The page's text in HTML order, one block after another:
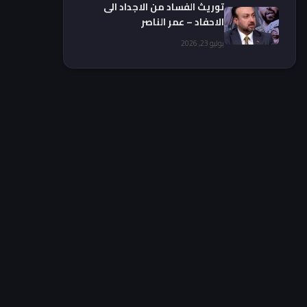
توريث الفساد من الاجداد الى
الاحفاد – عمر الناصر
يوليو 23, 2026